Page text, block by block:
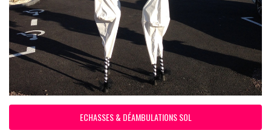
ECHASSES & DÉAMBULATIONS SOL